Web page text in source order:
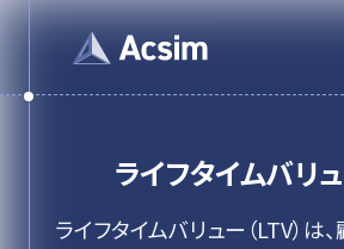
ライフタイムバリ
ライフタイムバリュー（LTV）は